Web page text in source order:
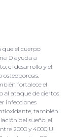
que el cuerpo
D ayuda a
el desarrollo y el
osteoporosis.
fortalece el
al ataque de ciertos
infecciones
también
del sueño, el
2000 y 4000 UI